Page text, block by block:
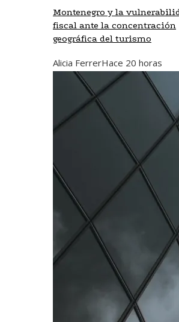
Montenegro y la
fiscal ante la concentración
geográfica del turismo
Alicia FerrerHace 20 horas